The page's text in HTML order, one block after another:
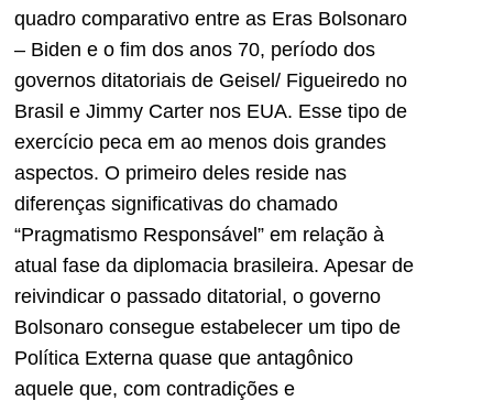
quadro comparativo entre as Eras Bolsonaro
– Biden e o fim dos anos 70, período dos
governos ditatoriais de Geisel/ Figueiredo no
Brasil e Jimmy Carter nos EUA. Esse tipo de
exercício peca em ao menos dois grandes
aspectos. O primeiro deles reside nas
diferenças significativas do chamado
“Pragmatismo Responsável” em relação à
atual fase da diplomacia brasileira. Apesar de
reivindicar o passado ditatorial, o governo
Bolsonaro consegue estabelecer um tipo de
Política Externa quase que antagônico
aquele que, com contradições e